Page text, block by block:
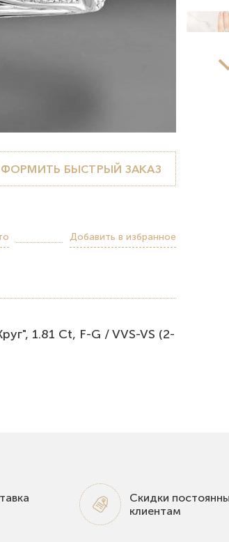
БЫСТРЫЙ ЗАКАЗ
Добавить в избранное
1.81 Ct, F-G / VVS-VS (2-
Скидки
клиентам